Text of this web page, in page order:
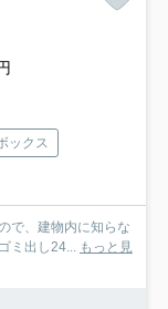
ックス
で、建物内に知らな
ミ出し24... もっと見